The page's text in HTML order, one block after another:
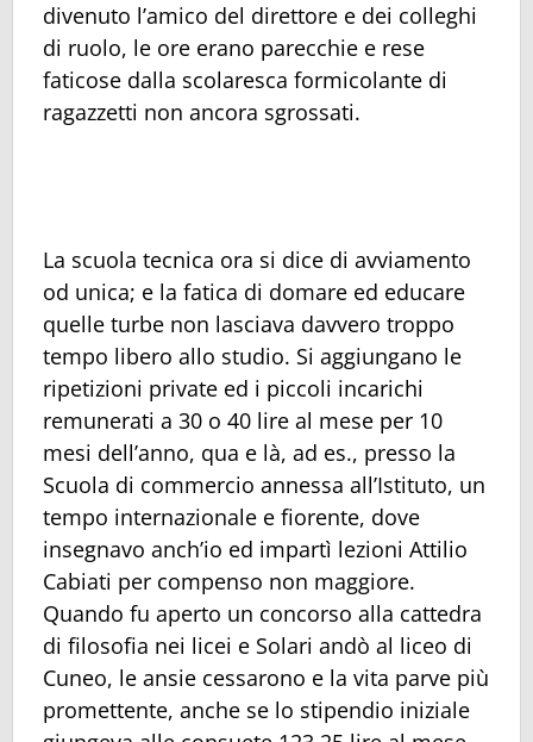
divenuto l’amico del direttore e dei colleghi
di ruolo, le ore erano parecchie e rese
faticose dalla scolaresca formicolante di
ragazzetti non ancora sgrossati.
La scuola tecnica ora si dice di avviamento
od unica; e la fatica di domare ed educare
quelle turbe non lasciava davvero troppo
tempo libero allo studio. Si aggiungano le
ripetizioni private ed i piccoli incarichi
remunerati a 30 o 40 lire al mese per 10
mesi dell’anno, qua e là, ad es., presso la
Scuola di commercio annessa all’Istituto, un
tempo internazionale e fiorente, dove
insegnavo anch’io ed impartì lezioni Attilio
Cabiati per compenso non maggiore.
Quando fu aperto un concorso alla cattedra
di filosofia nei licei e Solari andò al liceo di
Cuneo, le ansie cessarono e la vita parve più
promettente, anche se lo stipendio iniziale